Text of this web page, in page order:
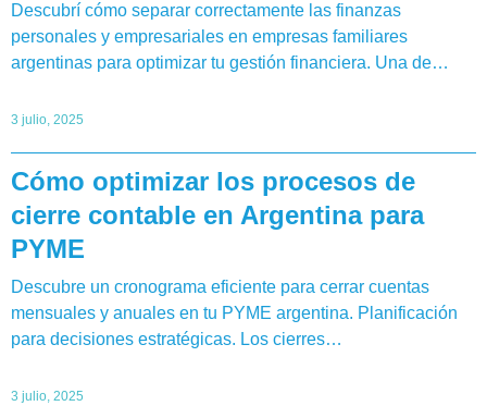
Descubrí cómo separar correctamente las finanzas
personales y empresariales en empresas familiares
argentinas para optimizar tu gestión financiera. Una de…
3 julio, 2025
Cómo optimizar los procesos de
cierre contable en Argentina para
PYME
Descubre un cronograma eficiente para cerrar cuentas
mensuales y anuales en tu PYME argentina. Planificación
para decisiones estratégicas. Los cierres…
3 julio, 2025